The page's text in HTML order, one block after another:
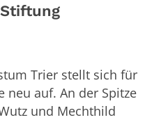
Trier stellt sich für
neu auf. An der Spitze
und Mechthild